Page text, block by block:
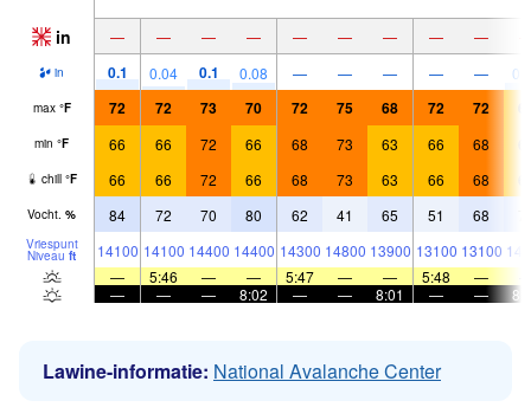
in — — — — — — — — —
in 0.1 0.04 0.1 0.08 — — — — —
max °F 72 72 73 70 72 75 68 72 72
min °F 66 66 72 66 68 73 63 66 68
chill °F 66 66 72 66 68 73 63 66 68
Vocht. % 84 72 70 80 62 41 65 51 68
Vriespunt
Niveau ft 14100 14100 14400 14400 14300 14800 13900 13100 13100
—
5:46 — — 5:47 — — 5:48 —
—
— — 8:02 — — 8:01 — —
Lawine-informatie: National Avalanche Center